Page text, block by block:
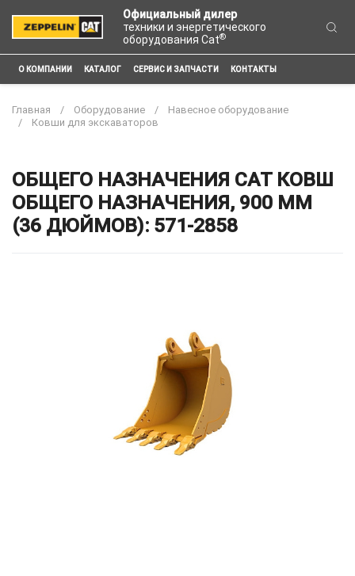
Официальный дилер
техники и энергетического
оборудования Cat®
О КОМПАНИИ КАТАЛОГ СЕРВИС И ЗАПЧАСТИ КОНТАКТЫ
Главная Оборудование
Навесное оборудование
Ковши для экскаваторов
ОБЩЕГО НАЗНАЧЕНИЯ CAT КОВШ
ОБЩЕГО НАЗНАЧЕНИЯ, 900 ММ
(36 ДЮЙМОВ): 571-2858